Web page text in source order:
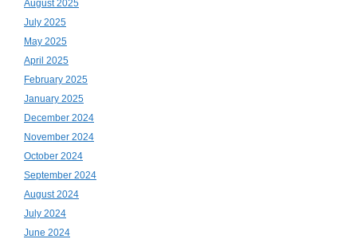
August 2025
July 2025
May 2025
April 2025
February 2025
January 2025
December 2024
November 2024
October 2024
September 2024
August 2024
July 2024
June 2024